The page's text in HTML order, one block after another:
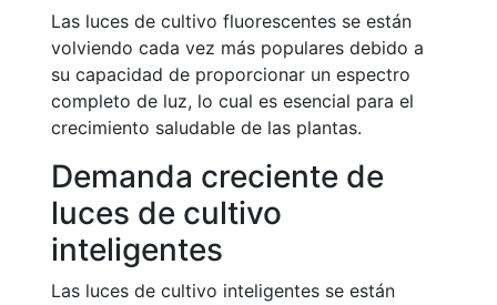
Las luces de cultivo fluorescentes se están
volviendo cada vez más populares debido a
su capacidad de proporcionar un espectro
completo de luz, lo cual es esencial para el
crecimiento saludable de las plantas.
Demanda creciente de
luces de cultivo
inteligentes
Las luces de cultivo inteligentes se están